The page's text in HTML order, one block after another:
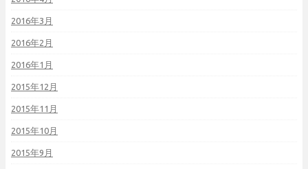
2016年3月
2016年2月
2016年1月
2015年12月
2015年11月
2015年10月
2015年9月